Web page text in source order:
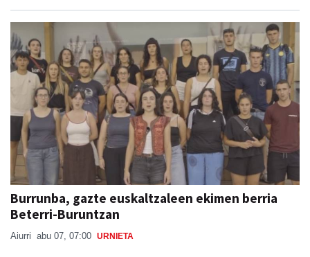
Burrunba, gazte euskaltzaleen ekimen berria
Beterri-Buruntzan
Aiurri abu 07, 07:00 URNIETA